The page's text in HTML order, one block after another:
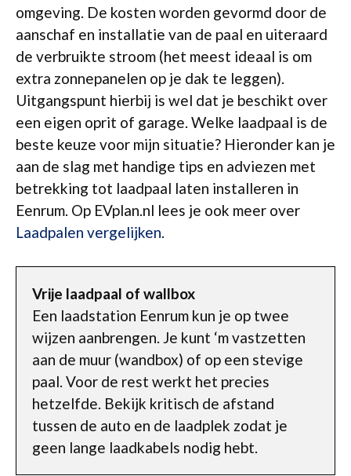
omgeving. De kosten worden gevormd door de
aanschaf en installatie van de paal en uiteraard
de verbruikte stroom (het meest ideaal is om
extra zonnepanelen op je dak te leggen).
Uitgangspunt hierbij is wel dat je beschikt over
een eigen oprit of garage. Welke laadpaal is de
beste keuze voor mijn situatie? Hieronder kan je
aan de slag met handige tips en adviezen met
betrekking tot laadpaal laten installeren in
Eenrum. Op EVplan.nl lees je ook meer over
Laadpalen vergelijken.
Vrije laadpaal of wallbox
Een laadstation Eenrum kun je op twee
wijzen aanbrengen. Je kunt ‘m vastzetten
aan de muur (wandbox) of op een stevige
paal. Voor de rest werkt het precies
hetzelfde. Bekijk kritisch de afstand
tussen de auto en de laadplek zodat je
geen lange laadkabels nodig hebt.